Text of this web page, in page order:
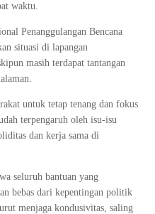
waktu.
Penanggulangan Bencana
situasi di lapangan
masih terdapat tantangan
untuk tetap tenang dan fokus
terpengaruh oleh isu-isu
dan kerja sama di
seluruh bantuan yang
bebas dari kepentingan politik
menjaga kondusivitas, saling